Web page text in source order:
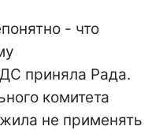
- что
приняла Рада.
комитета
не применять